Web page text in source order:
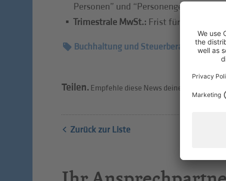
Personen” und
Trimestrale MwSt.: Frist für die
Buchhaltung und Steuerberatung
Teilen. Empfehle diese News deinen Freunden
Zurück zur Liste